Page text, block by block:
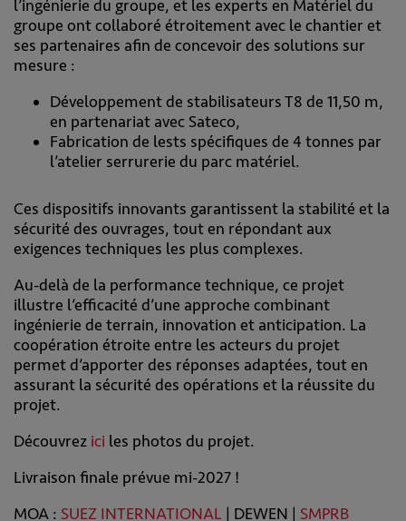
l’ingénierie du groupe, et les experts en Matériel du
groupe ont collaboré étroitement avec le chantier et
ses partenaires afin de concevoir des solutions sur
mesure :
Développement de stabilisateurs T8 de 11,50 m,
en partenariat avec Sateco,
Fabrication de lests spécifiques de 4 tonnes par
l’atelier serrurerie du parc matériel.
Ces dispositifs innovants garantissent la stabilité et la
sécurité des ouvrages, tout en répondant aux
exigences techniques les plus complexes.
Au-delà de la performance technique, ce projet
illustre l’efficacité d’une approche combinant
ingénierie de terrain, innovation et anticipation. La
coopération étroite entre les acteurs du projet
permet d’apporter des réponses adaptées, tout en
assurant la sécurité des opérations et la réussite du
projet.
Découvrez ici les photos du projet.
Livraison finale prévue mi-2027 !
MOA : SUEZ INTERNATIONAL | DEWEN | SMPRB